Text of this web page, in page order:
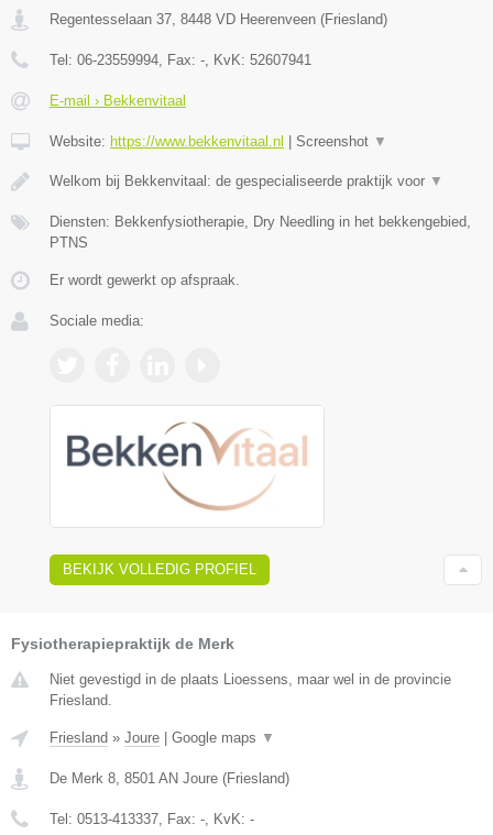
Regentesselaan 37 8448 VD Heerenveen (Friesland)
Tel: 06-23559994 , Fax: - , KvK: 52607941
E-mail › Bekkenvitaal
Website: https://www.bekkenvitaal.nl Screenshot ▼
Welkom bij Bekkenvitaal: de gespecialiseerde praktijk voor ▼
Diensten: Bekkenfysiotherapie, Dry Needling in het bekkengebied,
PTNS
Er wordt gewerkt op afspraak.
Sociale media:
BEKIJK VOLLEDIG PROFIEL
Fysiotherapiepraktijk de Merk
Niet gevestigd in de plaats Lioessens, maar wel in de provincie
Friesland.
Friesland » Joure Google maps ▼
De Merk 8, 8501 AN Joure (Friesland)
Tel: 0513-413337, Fax: -, KvK: -